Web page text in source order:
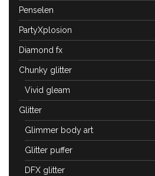
Penselen
PartyXplosion
Diamond fx
Chunky glitter
Vivid gleam
Glitter
Glimmer body art
Glitter puffer
DFX glitter